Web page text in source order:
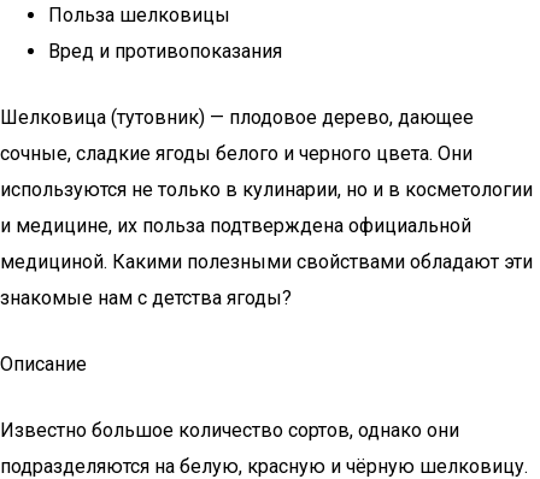
Польза шелковицы
Вред и противопоказания
Шелковица (тутовник) — плодовое дерево, дающее
сочные, сладкие ягоды белого и черного цвета. Они
используются не только в кулинарии, но и в косметологии
и медицине, их польза подтверждена официальной
медициной. Какими полезными свойствами обладают эти
знакомые нам с детства ягоды?
Описание
Известно большое количество сортов, однако они
подразделяются на белую, красную и чёрную шелковицу.